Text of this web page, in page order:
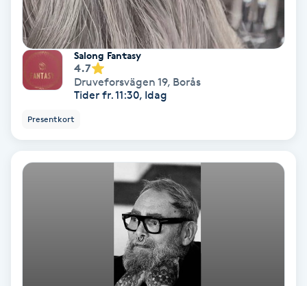
Färgning
Föning
Gellack med förstärkning
Salong Fantasy
4.7
Druveforsvägen 19, Borås
Tider fr. 11:30, Idag
Presentkort